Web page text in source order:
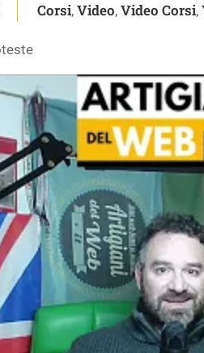
Corsi, Video, Video Corsi,